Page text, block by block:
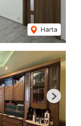
Harta
Next